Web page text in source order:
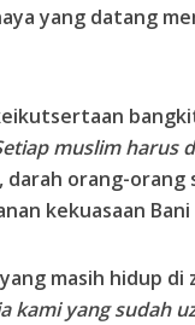
yang datang
muslim harus
darah orang-
kekuasaan Bani
masih hidup
kami yang sudah